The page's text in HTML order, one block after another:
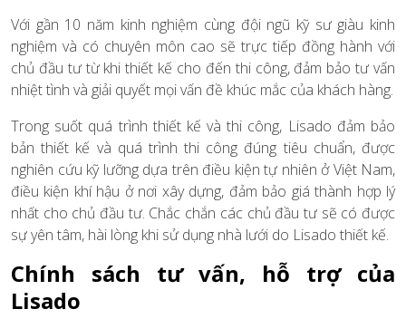
Với gần 10 năm kinh nghiệm cùng đội ngũ kỹ sư giàu kinh
nghiệm và có chuyên môn cao sẽ trực tiếp đồng hành với
chủ đầu tư từ khi thiết kế cho đến thi công, đảm bảo tư vấn
nhiệt tình và giải quyết mọi vấn đề khúc mắc của khách hàng.
Trong suốt quá trình thiết kế và thi công, Lisado đảm bảo
bản thiết kế và quá trình thi công đúng tiêu chuẩn, được
nghiên cứu kỹ lưỡng dựa trên điều kiện tự nhiên ở Việt Nam,
điều kiện khí hậu ở nơi xây dựng, đảm bảo giá thành hợp lý
nhất cho chủ đầu tư. Chắc chắn các chủ đầu tư sẽ có được
sự yên tâm, hài lòng khi sử dụng nhà lưới do Lisado thiết kế.
Chính sách tư vấn, hỗ trợ của
Lisado